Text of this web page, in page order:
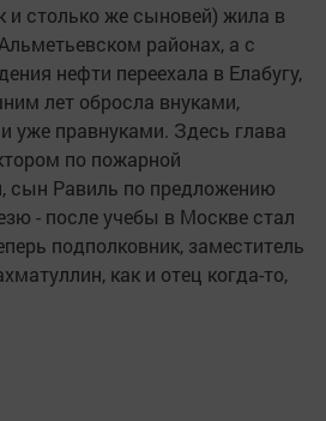
и столько же сыновей) жила в
районах, а с
нефти переехала в Елабугу,
лет обросла внуками,
уже правнуками. Здесь глава
по пожарной
сын Равиль по предложению
- после учебы в Москве стал
подполковник, заместитель
как и отец когда-то,